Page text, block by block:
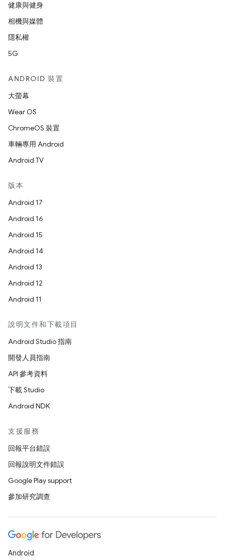
健康與健身
相機與媒體
隱私權
5G
ANDROID 裝置
大螢幕
Wear OS
ChromeOS 裝置
車輛專用 Android
Android TV
版本
Android 17
Android 16
Android 15
Android 14
Android 13
Android 12
Android 11
說明文件和下載項目
Android Studio 指南
開發人員指南
API 參考資料
下載 Studio
Android NDK
支援服務
回報平台錯誤
回報說明文件錯誤
Google Play support
參加研究調查
Android